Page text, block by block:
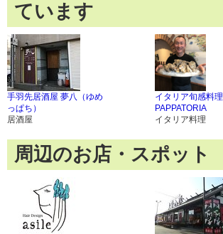
ています
手羽先居酒屋 夢八（ゆめ
っぱち）
居酒屋
イタリア旬感料理
PAPPATORIA
イタリア料理
周辺のお店・スポット